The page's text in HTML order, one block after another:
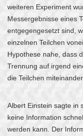
weiteren Experiment
Messergebnisse eines
entgegengesetzt sind,
einzelnen Teilchen
Hypothese nahe, dass
Trennung auf irgend
die Teilchen
Albert Einstein sagte in
keine Information
werden kann. Der